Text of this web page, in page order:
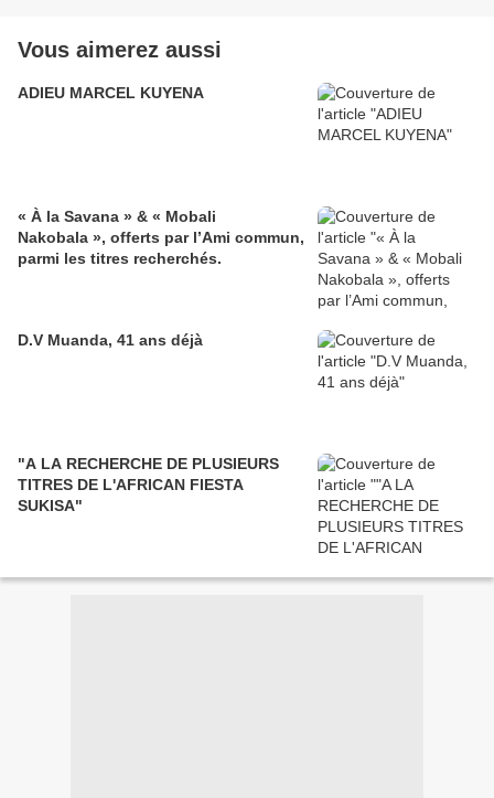
Vous aimerez aussi
ADIEU MARCEL KUYENA
« À la Savana » & « Mobali
Nakobala », offerts par l’Ami commun,
parmi les titres recherchés.
D.V Muanda, 41 ans déjà
"A LA RECHERCHE DE PLUSIEURS
TITRES DE L'AFRICAN FIESTA
SUKISA"